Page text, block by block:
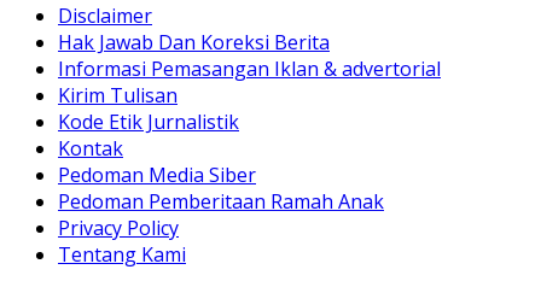
Disclaimer
Hak Jawab Dan Koreksi Berita
Informasi Pemasangan Iklan & advertorial
Kirim Tulisan
Kode Etik Jurnalistik
Kontak
Pedoman Media Siber
Pedoman Pemberitaan Ramah Anak
Privacy Policy
Tentang Kami